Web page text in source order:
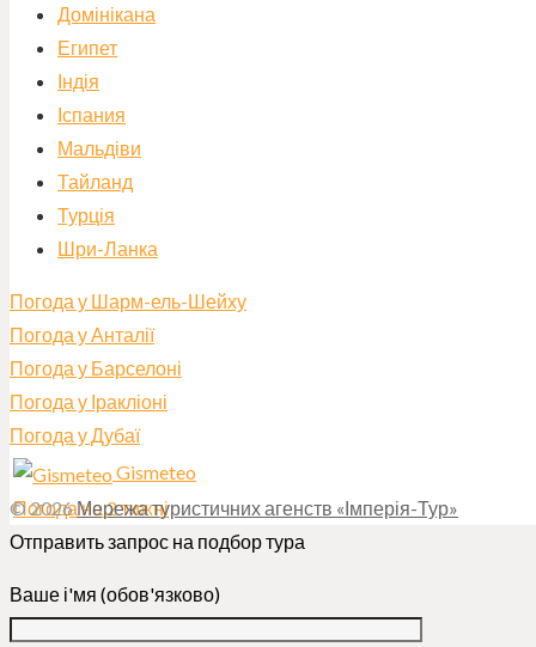
Домінікана
Египет
Індія
Іспания
Мальдіви
Тайланд
Турція
Шри-Ланка
Погода у Шарм-ель-Шейху
Погода у Анталії
Погода у Барселоні
Погода у Іракліоні
Погода у Дубаї
Gismeteo
Погода на 2 тижні
© 2026Мережа туристичних агенств «Імперія-Тур»
Отправить запрос на подбор тура
Ваше і'мя (обов'язково)